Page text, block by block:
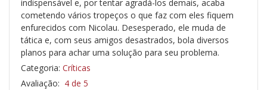
indispensável e, por tentar agradá-los demais, acaba
cometendo vários tropeços o que faz com eles fiquem
enfurecidos com Nicolau. Desesperado, ele muda de
tática e, com seus amigos desastrados, bola diversos
planos para achar uma solução para seu problema.
Categoria: Críticas
Avaliação: 4 de 5